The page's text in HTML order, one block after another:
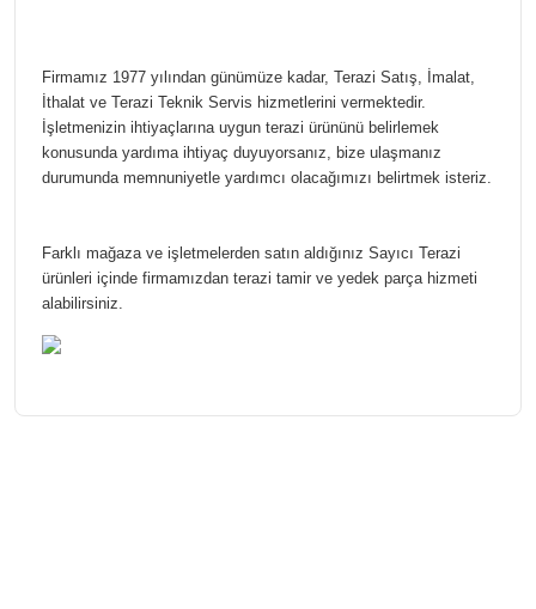
Firmamız 1977 yılından günümüze kadar, Terazi Satış, İmalat,
İthalat ve Terazi Teknik Servis hizmetlerini vermektedir.
İşletmenizin ihtiyaçlarına uygun terazi ürününü belirlemek
konusunda yardıma ihtiyaç duyuyorsanız, bize ulaşmanız
durumunda memnuniyetle yardımcı olacağımızı belirtmek isteriz.
Farklı mağaza ve işletmelerden satın aldığınız Sayıcı Terazi
ürünleri içinde firmamızdan terazi tamir ve yedek parça hizmeti
alabilirsiniz.
konularda yetersiz gördüğünüz noktaları öneri formunu